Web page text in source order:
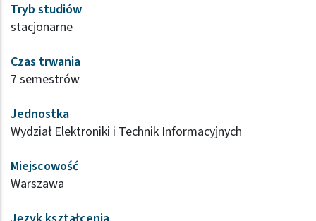
Tryb studiów
stacjonarne
Czas trwania
7 semestrów
Jednostka
Wydział Elektroniki i Technik Informacyjnych
Miejscowość
Warszawa